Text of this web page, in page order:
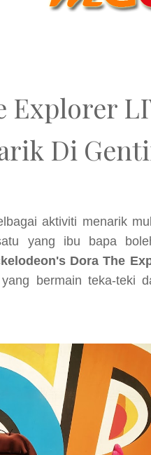
Explorer
Di
aktiviti menarik
yang ibu bapa
Dora The
bermain teka-teki